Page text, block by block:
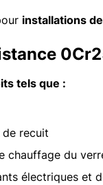
installations
tels que :
recuit
chauffage du
électriques et